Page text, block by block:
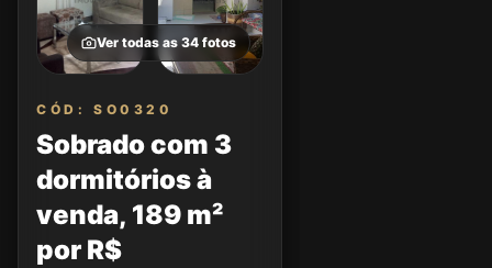
Ver todas as34 fotos
CÓD: SO0320
Sobrado com 3
dormitórios à
venda, 189 m²
por R$